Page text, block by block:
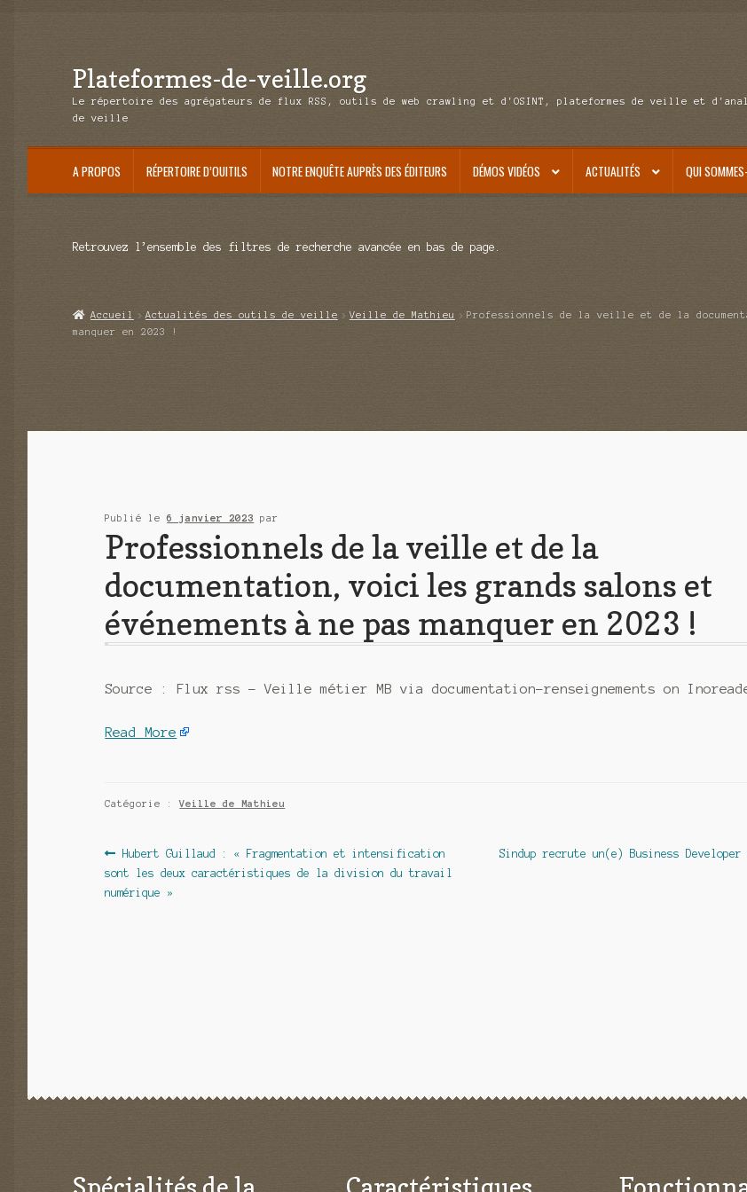
Aller
à
Aller
au
Plateformes-de-veille.org
Le répertoire des agrégateurs de flux RSS, outils de web crawling et d'OSINT, plateformes de veille et
de veille
A PROPOS RÉPERTOIRE D’OUITILS NOTRE ENQUÊTE AUPRÈS DES ÉDITEURS DÉMOS VIDÉOS ACTUALITÉS QUI
Retrouvez l’ensemble des filtres de recherche avancée en bas de page.
Accueil Actualités des outils de veille Veille de Mathieu
Professionnels de la veille et de la
manquer en 2023 !
Publié le6 janvier 2023 par
Professionnels de la veille et de la
documentation, voici les grands salons et
événements à ne pas manquer en 2023 !
Source : Flux rss – Veille métier MB via documentation-renseignements on
Read More
Catégorie :Veille de Mathieu
Navigation
de
Article
précédent :
Hubert Guillaud : « Fragmentation et intensification
sont les deux caractéristiques de la division du travail
numérique »
Article
Sindup recrute un(e) Business Developer